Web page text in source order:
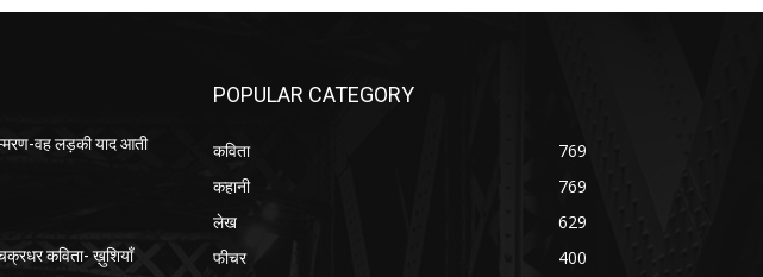
वह लड़की याद आती
कविता- ख़ुशियाँ
POPULAR CATEGORY
कविता
769
कहानी
769
लेख
629
फीचर
400